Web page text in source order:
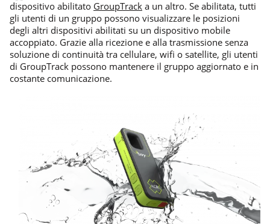
dispositivo abilitato GroupTrack a un altro. Se abilitata, tutti
gli utenti di un gruppo possono visualizzare le posizioni
degli altri dispositivi abilitati su un dispositivo mobile
accoppiato. Grazie alla ricezione e alla trasmissione senza
soluzione di continuità tra cellulare, wifi o satellite, gli utenti
di GroupTrack possono mantenere il gruppo aggiornato e in
costante comunicazione.